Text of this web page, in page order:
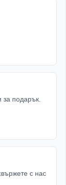
за подарък.
с нас